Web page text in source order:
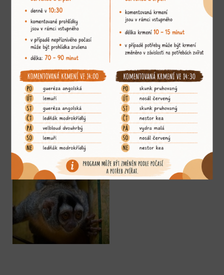
GUERÉZA ANGOLSKÁ VARI ČERNOBÍLÝ
MIRIKINA BOLIVIJSKÁ